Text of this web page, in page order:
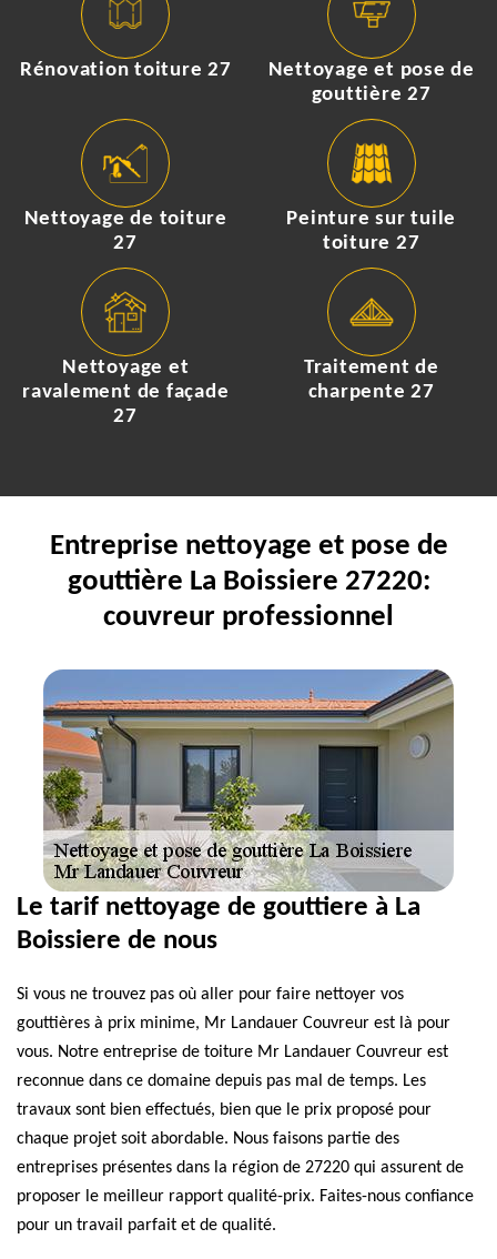
Rénovation toiture 27
Nettoyage et pose de
gouttière 27
Nettoyage de toiture
27
Peinture sur tuile
toiture 27
Nettoyage et
ravalement de façade
27
Traitement de
charpente 27
Entreprise nettoyage et pose de
gouttière La Boissiere 27220:
couvreur professionnel
Le tarif nettoyage de gouttiere à La
Boissiere de nous
Si vous ne trouvez pas où aller pour faire nettoyer vos
gouttières à prix minime, Mr Landauer Couvreur est là pour
vous. Notre entreprise de toiture Mr Landauer Couvreur est
reconnue dans ce domaine depuis pas mal de temps. Les
travaux sont bien effectués, bien que le prix proposé pour
chaque projet soit abordable. Nous faisons partie des
entreprises présentes dans la région de 27220 qui assurent de
proposer le meilleur rapport qualité-prix. Faites-nous confiance
pour un travail parfait et de qualité.